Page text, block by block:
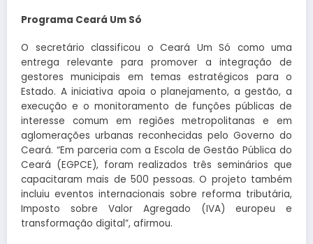
Programa Ceará Um Só
O secretário classificou o Ceará Um Só como uma
entrega relevante para promover a integração de
gestores municipais em temas estratégicos para o
Estado. A iniciativa apoia o planejamento, a gestão, a
execução e o monitoramento de funções públicas de
interesse comum em regiões metropolitanas e em
aglomerações urbanas reconhecidas pelo Governo do
Ceará. “Em parceria com a Escola de Gestão Pública do
Ceará (EGPCE), foram realizados três seminários que
capacitaram mais de 500 pessoas. O projeto também
incluiu eventos internacionais sobre reforma tributária,
Imposto sobre Valor Agregado (IVA) europeu e
transformação digital”, afirmou.